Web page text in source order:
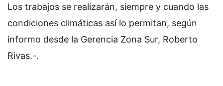
Los trabajos se realizarán, siempre y cuando las
condiciones climáticas así lo permitan, según
informo desde la Gerencia Zona Sur, Roberto
Rivas.-.